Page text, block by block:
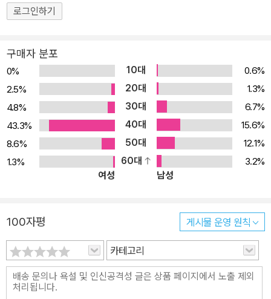
성의 탄생과 최후의 주요 사항을 정리한다. 더 나아가서는 태양계가
홀·은하·우주의 크기와 질량, 그리고 온도, 밝기, 수명 등 중고등학교
수준의 수학으로 계산 행성·항성·블랙홀·은하·우주에 관해 설명할 때
는 그 물리적·화학적 특성을 빼놓을 수 없다. 여기서 기본적으로 등장
하는 것이 바로 크기·거리·부피·질량·온도·밝기·수명 등이다. 이러한
사항은 우리가 천체와 우주를 이해하는 데 반드시 필요한 기본 사항
들이다. 이 책에서는 중고등학교 수준의 수학을 통해 천체와 우주의
핵심 사항을 파악할 수 있다. ● 계산의 과정을 220여 장의 정밀한 그
림과 사진으로 동시에 파악 <Newton>이 만든 책은 모두 뛰어난 그
트레이션과 사진을 통해 과학의 원리를 이해시키는 것을 편집 방침으
로 하고 있다. ‘수학을 통해’ 우주를 이해하는 경우에도 이 원칙은 예
외 없이 적용된다. 계산의 과정은 물론, 그 바탕에 있는 원리를 220여
장의 뛰어난 그림과 사진을 통해 더 정확하게 이해할 수 있다. ● ‘천
문용 단위’ 등 우주와 천문학을 이해하는 ‘보충 학습 자료’ 별도 제공
로그인하기
구매자 분포
0% 10대
0.6%
2.5%
20대
1.3%
4.8%
30대
6.7%
43.3%
40대
15.6%
8.6%
50대
12.1%
1.3%
60대
3.2%
여성
남성
100자평 게시물 운영 원칙
카테고리